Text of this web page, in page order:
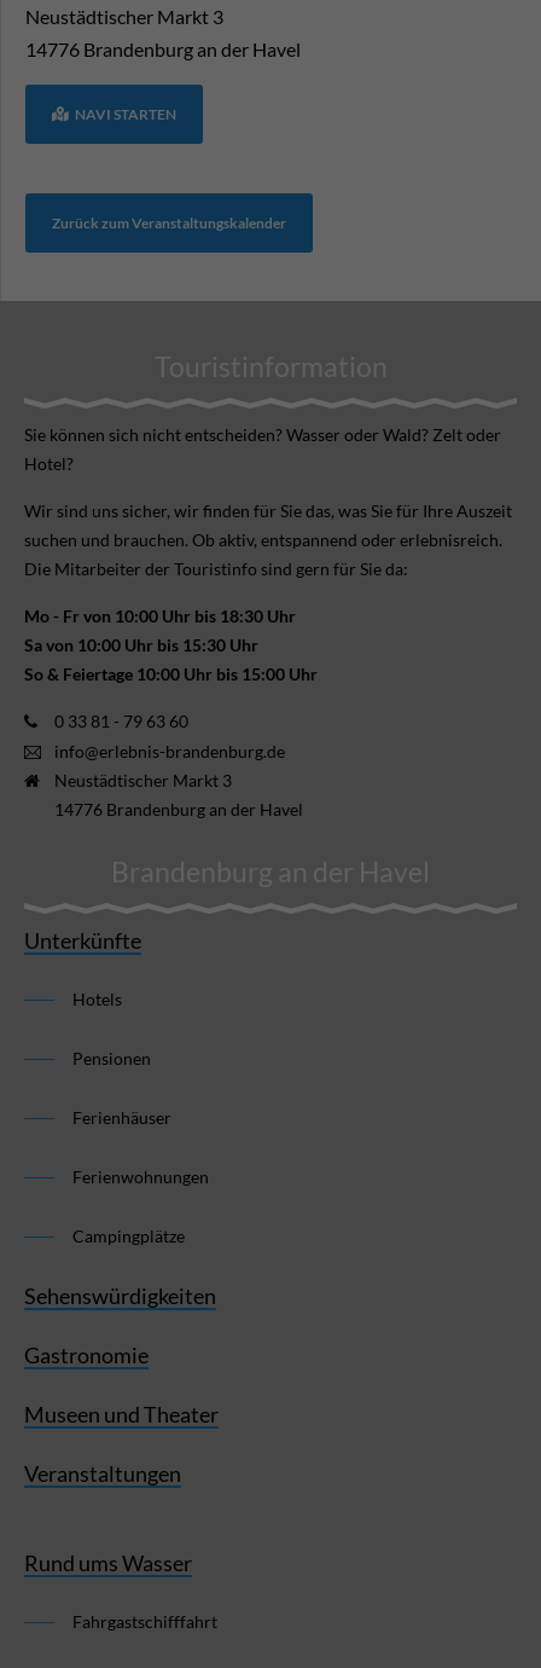
Neustädtischer Markt 3
14776 Brandenburg an der Havel
NAVI STARTEN
Zurück zum Veranstaltungskalender
Touristinformation
Sie können sich nicht ent­scheiden? Wasser oder Wald? Zelt oder
Hotel?
Wir sind uns sicher, wir finden für Sie das, was Sie für Ihre Aus­zeit
suchen und brauchen. Ob aktiv, ent­spannend oder erlebnis­reich.
Die Mitarbeiter der Touristinfo sind gern für Sie da:
Mo - Fr von 10:00 Uhr bis 18:30 Uhr
Sa von 10:00 Uhr bis 15:30 Uhr
So & Feiertage 10:00 Uhr bis 15:00 Uhr
0 33 81 - 79 63 60
info@erlebnis-brandenburg.de
Neustädtischer Markt 3
14776 Brandenburg an der Havel
Brandenburg an der Havel
Unterkünfte
Hotels
Pensionen
Ferienhäuser
Ferienwohnungen
Campingplätze
Sehenswürdigkeiten
Gastronomie
Museen und Theater
Veranstaltungen
Rund ums Wasser
Fahrgastschifffahrt